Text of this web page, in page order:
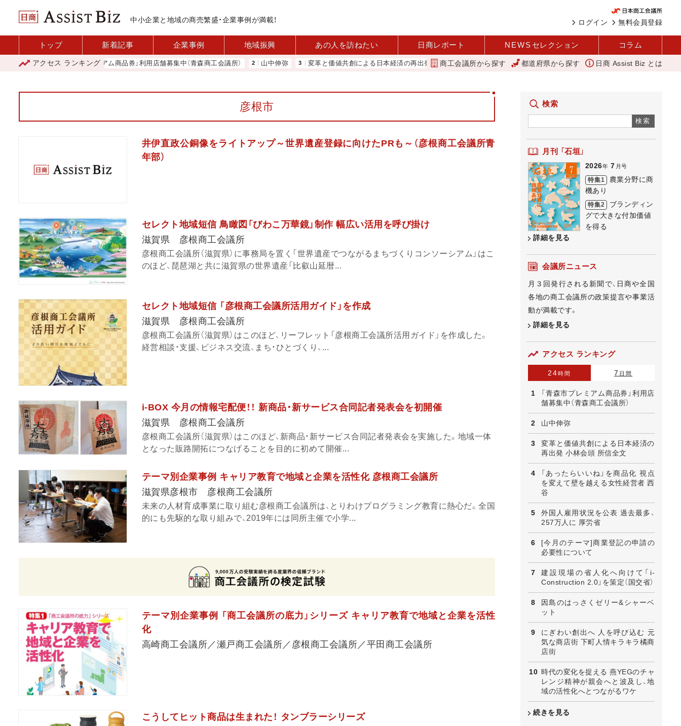
中小企業と地域の商売繁盛・企業事例が満載！ 無料会員登録
ログイン
トップ 新着記事 企業事例 地域振興 あの人を訪ねたい 日商レポート NEWS セレクション コラム
アクセス ランキング
「青森市プレミアム商品券」利用店舗募集中（青森商工会議所） 山中伸弥 変革と価値共創による日本経済の再出発 小林会頭 所信全文 「あったらいいね」を商品化 視点を変えて壁を越える女性経営者
商工会議所から探す 都道府県から探す 日商 Assist Biz とは
彦根市
井伊直政公銅像をライトアップ～世界遺産登録に向けたPRも～（彦根商工会議所青
年部）
セレクト地域短信 鳥瞰図「びわこ万華鏡」制作 幅広い活用を呼び掛け
滋賀県 彦根商工会議所
彦根商工会議所（滋賀県）に事務局を置く「世界遺産でつながるまちづくりコンソーシアム」はこ
のほど、琵琶湖と共に滋賀県の世界遺産「比叡山延暦...
セレクト地域短信 「彦根商工会議所活用ガイド」を作成
滋賀県 彦根商工会議所
彦根商工会議所（滋賀県）はこのほど、リーフレット「彦根商工会議所活用ガイド」を作成した。
経営相談・支援、ビジネス交流、まち・ひとづくり、...
i-BOX 今月の情報宅配便！！ 新商品・新サービス合同記者発表会を初開催
滋賀県 彦根商工会議所
彦根商工会議所（滋賀県）はこのほど、新商品・新サービス合同記者発表会を実施した。地域一体
となった販路開拓につなげることを目的に初めて開催...
テーマ別企業事例 キャリア教育で地域と企業を活性化 彦根商工会議所
滋賀県彦根市 彦根商工会議所
未来の人材育成事業に取り組む彦根商工会議所は、とりわけプログラミング教育に熱心だ。全国
的にも先駆的な取り組みで、2019年には同所主催で小学...
テーマ別企業事例 「商工会議所の底力」シリーズ キャリア教育で地域と企業を活性
化
高崎商工会議所／瀬戸商工会議所／彦根商工会議所／平田商工会議所
こうしてヒット商品は生まれた！ タンブラーシリーズ
検索
検索
月刊 「石垣」
2026年 7 月号
特集1
農業分野に商
機あり
特集2
ブランディン
グで大きな付加価値
を得る
詳細を見る
会議所ニュース
月３回発行される新聞で、日商や全国
各地の商工会議所の政策提言や事業活
動が満載です。
詳細を見る
アクセス ランキング
24時間 7 日間
「青森市プレミアム商品券」利用店
舗募集中（青森商工会議所）
山中伸弥
変革と価値共創による日本経済の
再出発 小林会頭 所信全文
「あったらいいね」を商品化 視点
を変えて壁を越える女性経営者 西
谷
外国人雇用状況を公表 過去最多、
257万人に 厚労省
[今月のテーマ]商業登記の申請の
必要性について
建設現場の省人化へ向けて「i-
Construction 2.0」を策定（国交省）
因島のはっさくゼリー&シャーベ
ット
にぎわい創出へ 人を呼び込む 元
気な商店街 下町人情キラキラ橘商
店街
時代の変化を捉える 燕YEGのチャ
レンジ精神が親会へと波及し、地
域の活性化へとつながるワケ
続きを見る